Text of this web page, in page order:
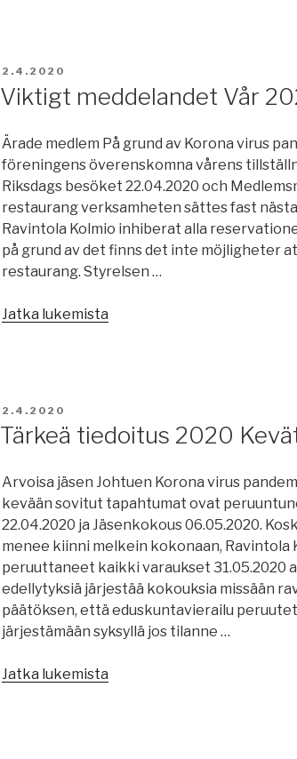
JULKAISTU
2.4.2020
Viktigt meddelandet Vår
Ärade medlem På grund av Korona virus
föreningens överenskomna vårens
Riksdags besöket 22.04.2020 och
restaurang verksamheten sättes fast
Ravintola Kolmio inhiberat alla
på grund av det finns det inte möjligheter
restaurang. Styrelsen …
Jatka lukemista
JULKAISTU
2.4.2020
Tärkeä tiedoitus 2020
Arvoisa jäsen Johtuen Korona virus
kevään sovitut tapahtumat ovat
22.04.2020 ja Jäsenkokous 06.05.2020.
menee kiinni melkein kokonaan, Ravintola
peruuttaneet kaikki varaukset 31.05.2020
edellytyksiä järjestää kokouksia missään
päätöksen, että eduskuntavierailu
järjestämään syksyllä jos tilanne …
Jatka lukemista